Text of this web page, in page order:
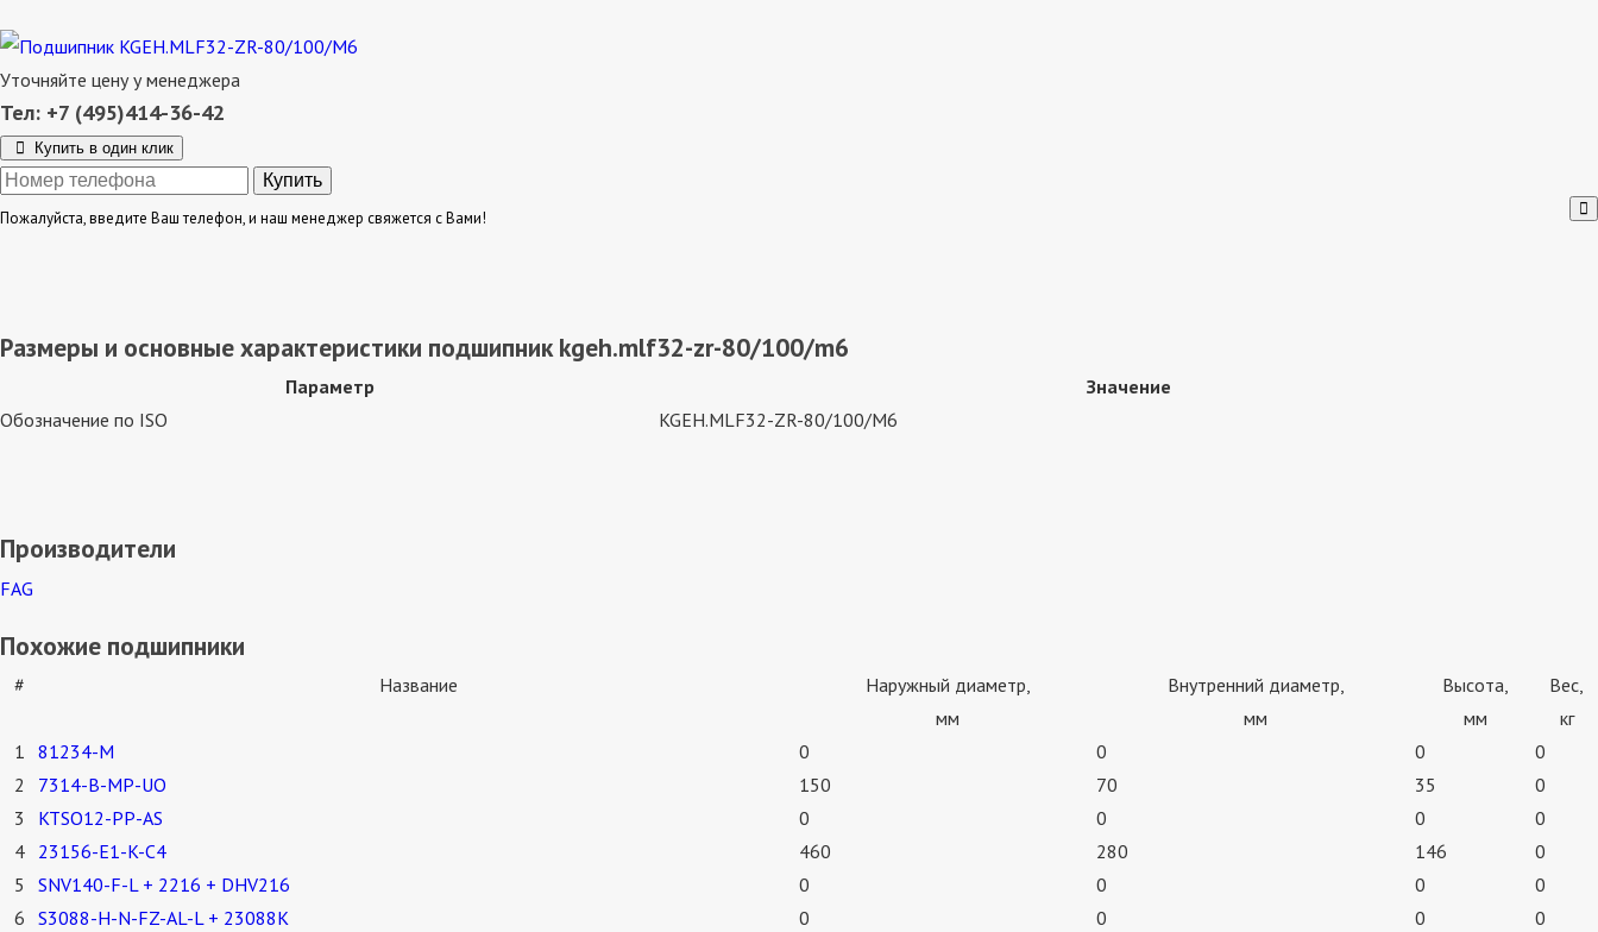
Уточняйте цену у менеджера
Тел: +7 (495)414-36-42
Купить в один клик
Пожалуйста, введите Ваш телефон, и наш менеджер свяжется с Вами!
Размеры и основные характеристики подшипник kgeh.mlf32-zr-80/100/m6
Параметр
Значение
Обозначение по ISO
KGEH.MLF32-ZR-80/100/M6
Производители
FAG
Похожие подшипники
# Название
Наружный диаметр,
мм
Внутренний диаметр,
мм
Высота,
мм
Вес,
кг
1 81234-M 0 0 0
0
2
7314-B-MP-UO 150 70 35
0
3
KTSO12-PP-AS 0 0 0
0
4
23156-E1-K-C4 460 280 146
0
5
SNV140-F-L + 2216 + DHV216 0 0 0
0
6 S3088-H-N-FZ-AL-L + 23088K 0 0 0
0